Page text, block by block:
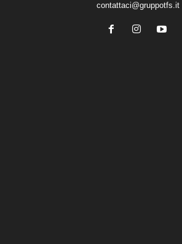
contattaci@gruppotfs.it